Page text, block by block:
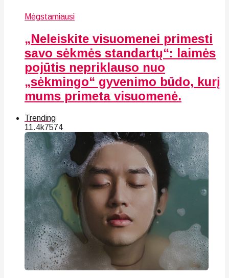
Mėgstamiausi
„Neleiskite visuomenei primesti
savo sėkmės standartų“: laimės
pojūtis nepriklauso nuo
„sėkmingo“ gyvenimo būdo, kurį
mums primeta visuomenė.
Trending
11.4k7574